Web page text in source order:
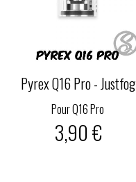
Pyrex Q16 Pro - Justfog
Pour Q16 Pro
3,90 €